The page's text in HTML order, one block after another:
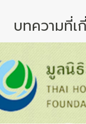
บทความที่เ